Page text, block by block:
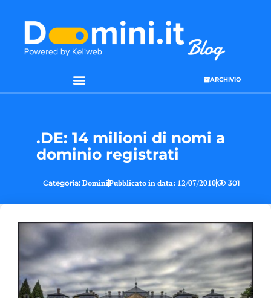
ARCHIVIO
.DE: 14 milioni di nomi a
dominio registrati
Categoria: DominiPubblicato in data: 12/07/2010 301